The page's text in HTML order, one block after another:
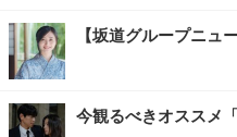
【坂道グループニュ
今観るべきオススメ